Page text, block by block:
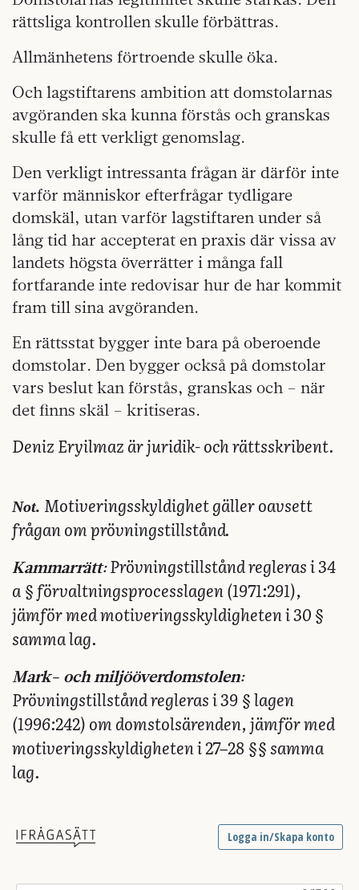
rättsliga kontrollen skulle förbättras.
Allmänhetens förtroende skulle öka.
Och lagstiftarens ambition att domstolarnas
avgöranden ska kunna förstås och granskas
skulle få ett verkligt genomslag.
Den verkligt intressanta frågan är därför inte
varför människor efterfrågar tydligare
domskäl, utan varför lagstiftaren under så
lång tid har accepterat en praxis där vissa av
landets högsta överrätter i många fall
fortfarande inte redovisar hur de har kommit
fram till sina avgöranden.
En rättsstat bygger inte bara på oberoende
domstolar. Den bygger också på domstolar
vars beslut kan förstås, granskas och – när
det finns skäl – kritiseras.
Deniz Eryilmaz är juridik- och rättsskribent.
Not. Motiveringsskyldighet gäller oavsett
frågan om prövningstillstånd.
Kammarrätt:Prövningstillstånd regleras i 34
a § förvaltningsprocesslagen (1971:291),
jämför med motiveringsskyldigheten i 30 §
samma lag.
Mark- och miljööverdomstolen:
Prövningstillstånd regleras i 39 § lagen
(1996:242) om domstolsärenden, jämför med
motiveringsskyldigheten i 27–28 §§ samma
lag.